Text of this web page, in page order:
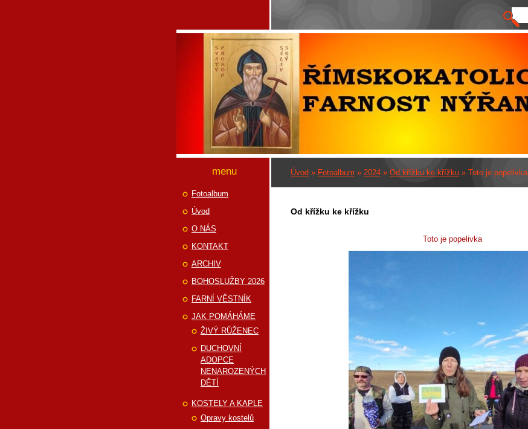
Úvod » Fotoalbum » 2024 » Od křížku ke křížku » Toto je popelivka
Od křížku ke křížku
Toto je popelivka
menu
Fotoalbum
Úvod
O NÁS
KONTAKT
ARCHIV
BOHOSLUŽBY 2026
FARNÍ VĚSTNÍK
JAK POMÁHÁME
ŽIVÝ RŮŽENEC
DUCHOVNÍ
ADOPCE
NENAROZENÝCH
DĚTÍ
KOSTELY A KAPLE
Opravy kostelů